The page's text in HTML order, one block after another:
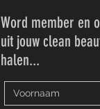
Word member en
uit jouw clean
halen...